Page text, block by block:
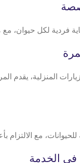
فردية لكل حيوان، مع
المنزلية،
مع